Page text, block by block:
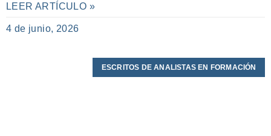
LEER ARTÍCULO »
4 de junio, 2026
ESCRITOS DE ANALISTAS EN FORMACIÓN